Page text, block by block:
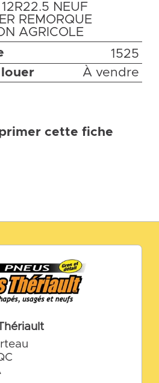
NEUF
REMORQUE
AGRICOLE
1525
À vendre
cette fiche